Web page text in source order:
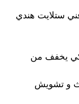
ستلايت هندي
يخفف من
و تشويش